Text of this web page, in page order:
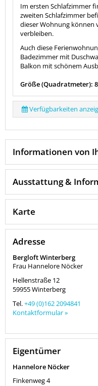
Im ersten Schlafzimmer
zweiten Schlafzimmer
dieser Wohnung können
verbleiben.
Auch diese
Badezimmer mit
Balkon mit schönem
Größe (Quadratmeter):
Verfügbarkeiten
Informationen von
Ausstattung &
Karte
Adresse
Bergloft Winterberg
Frau Hannelore Nöcker
Hellenstraße 12
59955Winterberg
Tel.+49 (0)162 2094841
Kontaktformular »
Eigentümer
Hannelore Nöcker
Finkenweg 4